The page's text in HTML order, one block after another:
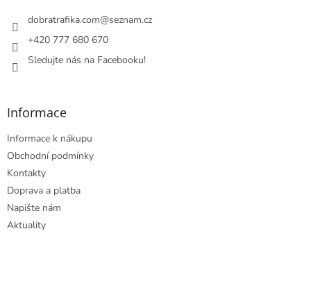
dobratrafika.com@seznam.cz
+420 777 680 670
Sledujte nás na Facebooku!
Informace
Informace k nákupu
Obchodní podmínky
Kontakty
Doprava a platba
Napište nám
Aktuality